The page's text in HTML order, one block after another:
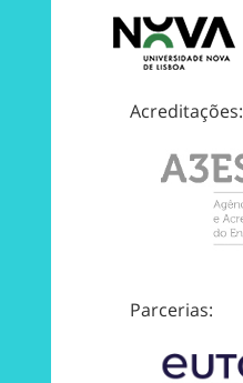
Acreditações:
Parcerias: